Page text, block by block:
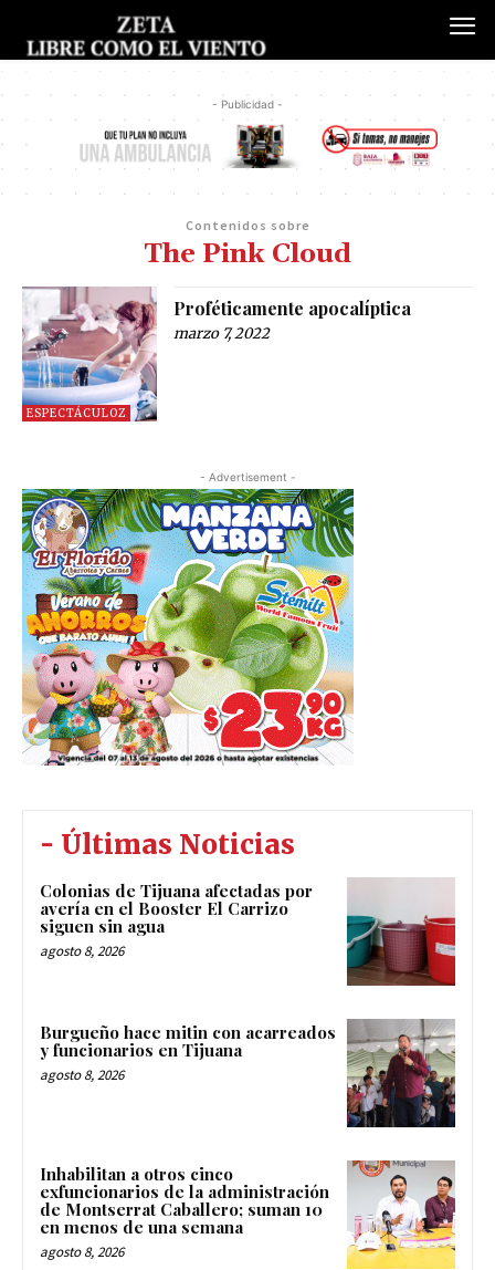
- Publicidad -
Contenidos sobre
The Pink Cloud
ESPECTÁCULOZ
Proféticamente apocalíptica
marzo 7, 2022
- Advertisement -
- Últimas Noticias
Colonias de Tijuana afectadas por
avería en el Booster El Carrizo
siguen sin agua
agosto 8, 2026
Burgueño hace mitin con acarreados
y funcionarios en Tijuana
agosto 8, 2026
Inhabilitan a otros cinco
exfuncionarios de la administración
de Montserrat Caballero; suman 10
en menos de una semana
agosto 8, 2026